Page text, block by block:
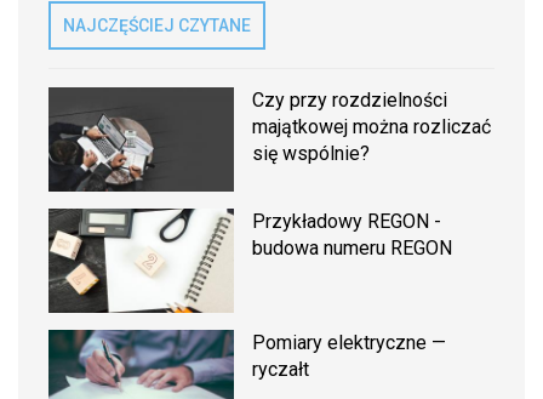
NAJCZĘŚCIEJ CZYTANE
Czy przy rozdzielności
majątkowej można rozliczać
się wspólnie?
Przykładowy REGON -
budowa numeru REGON
Pomiary elektryczne —
ryczałt